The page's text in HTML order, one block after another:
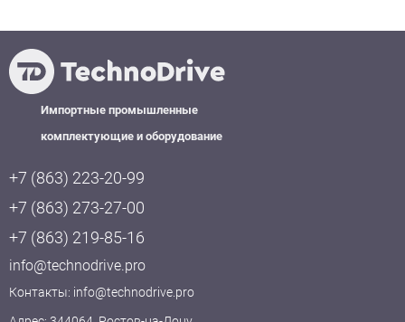
Импортные промышленные
комплектующие и оборудование
+7 (863) 223-20-99
+7 (863) 273-27-00
+7 (863) 219-85-16
info@technodrive.pro
Контакты: info@technodrive.pro